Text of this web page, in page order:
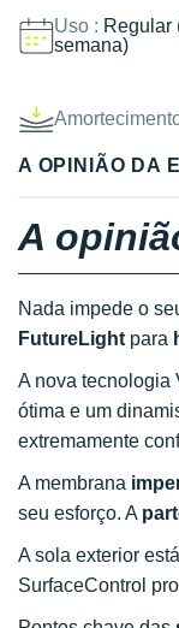
Uso : Regular
semana)
A OPINIÃO DA
A
Nada impede o
FutureLight para
A nova tecnologia
ótima e um
extremamente
A membrana
seu esforço. A
A sola exterior
SurfaceControl